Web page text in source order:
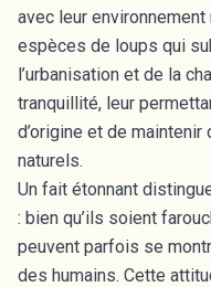
avec leur environnement
espèces de loups qui
l’urbanisation et de la
tranquillité, leur
d’origine et de
naturels.
Un fait étonnant
: bien qu’ils soient
peuvent parfois se
des humains. Cette